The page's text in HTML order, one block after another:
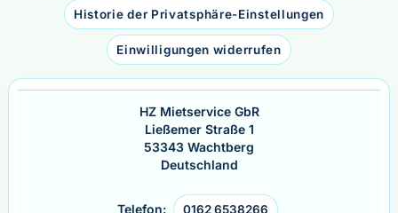
Historie der Privatsphäre-Einstellungen
Einwilligungen widerrufen
HZ Mietservice GbR
Ließemer Straße 1
53343 Wachtberg
Deutschland
Telefon: 0162 6538266